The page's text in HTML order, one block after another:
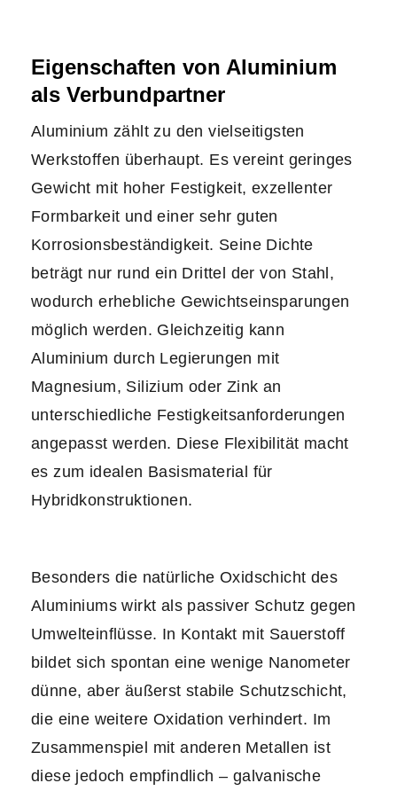
Eigenschaften von Aluminium
als Verbundpartner
Aluminium zählt zu den vielseitigsten
Werkstoffen überhaupt. Es vereint geringes
Gewicht mit hoher Festigkeit, exzellenter
Formbarkeit und einer sehr guten
Korrosionsbeständigkeit. Seine Dichte
beträgt nur rund ein Drittel der von Stahl,
wodurch erhebliche Gewichtseinsparungen
möglich werden. Gleichzeitig kann
Aluminium durch Legierungen mit
Magnesium, Silizium oder Zink an
unterschiedliche Festigkeitsanforderungen
angepasst werden. Diese Flexibilität macht
es zum idealen Basismaterial für
Hybridkonstruktionen.
Besonders die natürliche Oxidschicht des
Aluminiums wirkt als passiver Schutz gegen
Umwelteinflüsse. In Kontakt mit Sauerstoff
bildet sich spontan eine wenige Nanometer
dünne, aber äußerst stabile Schutzschicht,
die eine weitere Oxidation verhindert. Im
Zusammenspiel mit anderen Metallen ist
diese jedoch empfindlich – galvanische